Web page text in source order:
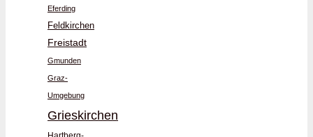
Eferding
Feldkirchen
Freistadt
Gmunden
Graz-
Umgebung
Grieskirchen